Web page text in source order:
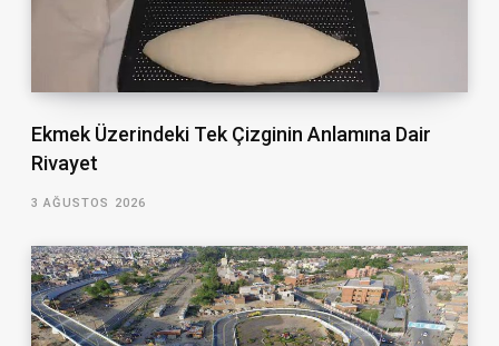
Ekmek Üzerindeki Tek Çizginin Anlamına Dair
Rivayet
3 AĞUSTOS 2026